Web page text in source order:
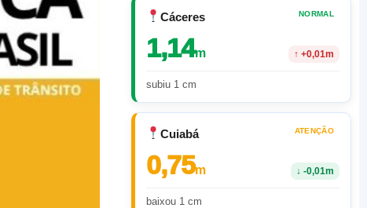
Cáceres NORMAL
1,14m ↑ +0,01m
subiu 1 cm
Cuiabá ATENÇÃO
0,75m ↓ -0,01m
baixou 1 cm